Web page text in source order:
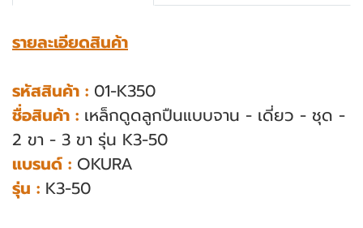
รายละเอียดสินค้า
รหัสสินค้า : 01-K350
ชื่อสินค้า : เหล็กดูดลูกปืนแบบจาน - เดี่ยว - ชุด -
2 ขา - 3 ขา รุ่น K3-50
แบรนด์ : OKURA
รุ่น : K3-50